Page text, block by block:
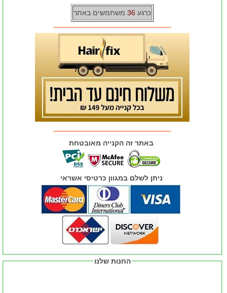
כרגע 36משתמשים באתר
החנות שלנו